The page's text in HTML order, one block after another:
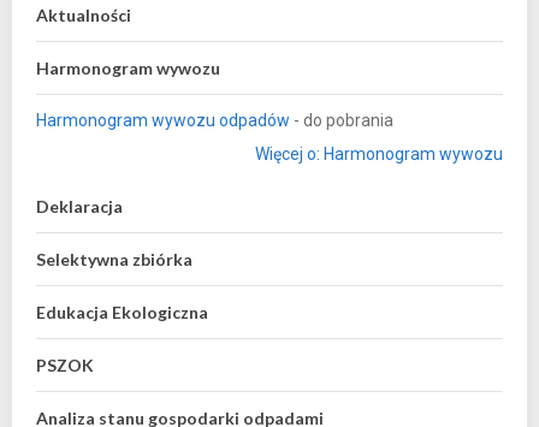
Aktualności
Harmonogram wywozu
Harmonogram wywozu odpadów - do pobrania
Więcej o: Harmonogram wywozu
Deklaracja
Selektywna zbiórka
Edukacja Ekologiczna
PSZOK
Analiza stanu gospodarki odpadami